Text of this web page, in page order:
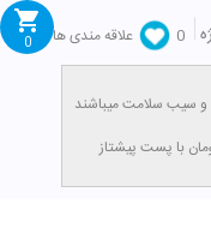
0
علاقه مندی ها
0